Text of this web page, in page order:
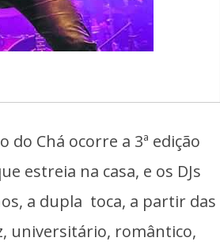
Chá ocorre a 3ª edição
estreia na casa, e os DJs
a dupla toca, a partir das
universitário, romântico,